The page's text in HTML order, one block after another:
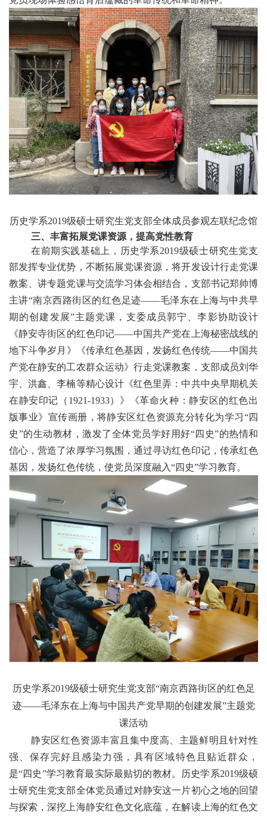
历史学系2019级硕士研究生党支部全体成员参观左联纪念馆
三、丰富拓展党课资源，提高党性教育
在前期实践基础上，历史学系2019级硕士研究生党支
部发挥专业优势，不断拓展党课资源，将开发设计行走党课
教案、讲专题党课与交流学习体会相结合，支部书记郑帅博
主讲“南京西路街区的红色足迹——毛泽东在上海与中共早
期的创建发展”主题党课，支委成员郭宁、李影协助设计
《静安寺街区的红色印记——中国共产党在上海秘密战线的
地下斗争岁月》《传承红色基因，发扬红色传统——中国共
产党在静安的工农群众运动》行走党课教案，支部成员刘华
宇、洪鑫、李楠等精心设计《红色里弄：中共中央早期机关
在静安印记（ 1921-1933） 》《革命火种：静安区的红色出
版事业》宣传画册，将静安区红色资源充分转化为学习“四
史”的生动教材，激发了全体党员学好用好“四史”的热情和
信心，营造了浓厚学习氛围，通过寻访红色印记，传承红色
基因，发扬红色传统，使党员深度融入“四史”学习教育。
历史学系2019级硕士研究生党支部“南京西路街区的红色足
迹——毛泽东在上海与中国共产党早期的创建发展”主题党
课活动
静安区红色资源丰富且集中度高、主题鲜明且针对性
强、保存完好且感染力强，具有区域特色且贴近群众，
是“四史”学习教育最实际最贴切的教材。历史学系2019级硕
士研究生党支部全体党员通过对静安这一片初心之地的回望
与探索，深挖上海静安红色文化底蕴，在解读上海的红色文